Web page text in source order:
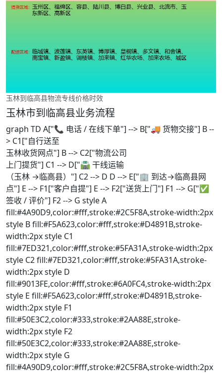
玉林到临高县物流专线价格时效
玉林市到临高县业务流程
graph TD A["📞 电话 / 在线下单"] --> B["🚚 货物交接"] B --
> C1["自行送至
玉林收货网点"] B --> C2["物流公司
上门提货"] C1 --> D["🛣️ 干线运输
（玉林 →临高县）"] C2 --> D D --> E["🏢 到达→临高县网
点"] E --> F1["客户自提"] E --> F2["送货上门"] F1 --> G["✅
签收 / 评价"] F2 --> G style A
fill:#4A90D9,color:#fff,stroke:#2C5F8A,stroke-width:2px
style B fill:#F5A623,color:#fff,stroke:#D4891B,stroke-
width:2px style C1
fill:#7ED321,color:#fff,stroke:#5FA31A,stroke-width:2px
style C2 fill:#7ED321,color:#fff,stroke:#5FA31A,stroke-
width:2px style D
fill:#9013FE,color:#fff,stroke:#6A0FC4,stroke-width:2px
style E fill:#F5A623,color:#fff,stroke:#D4891B,stroke-
width:2px style F1
fill:#50E3C2,color:#333,stroke:#2AA88E,stroke-
width:2px style F2
fill:#50E3C2,color:#333,stroke:#2AA88E,stroke-
width:2px style G
fill:#4A90D9,color:#fff,stroke:#2C5F8A,stroke-width:2px